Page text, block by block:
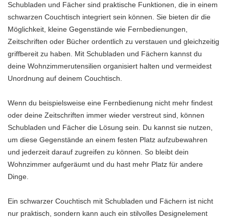
Schubladen und Fächer sind praktische Funktionen, die in einem
schwarzen Couchtisch integriert sein können. Sie bieten dir die
Möglichkeit, kleine Gegenstände wie Fernbedienungen,
Zeitschriften oder Bücher ordentlich zu verstauen und gleichzeitig
griffbereit zu haben. Mit Schubladen und Fächern kannst du
deine Wohnzimmerutensilien organisiert halten und vermeidest
Unordnung auf deinem Couchtisch.
Wenn du beispielsweise eine Fernbedienung nicht mehr findest
oder deine Zeitschriften immer wieder verstreut sind, können
Schubladen und Fächer die Lösung sein. Du kannst sie nutzen,
um diese Gegenstände an einem festen Platz aufzubewahren
und jederzeit darauf zugreifen zu können. So bleibt dein
Wohnzimmer aufgeräumt und du hast mehr Platz für andere
Dinge.
Ein schwarzer Couchtisch mit Schubladen und Fächern ist nicht
nur praktisch, sondern kann auch ein stilvolles Designelement